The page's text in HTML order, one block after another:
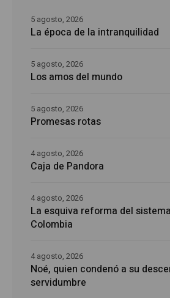
La época de la intranquilidad
5 agosto, 2026
Los amos del mundo
5 agosto, 2026
Promesas rotas
5 agosto, 2026
Caja de Pandora
4 agosto, 2026
La esquiva reforma del
Colombia
4 agosto, 2026
Noé, quien condenó a su
servidumbre
4 agosto, 2026